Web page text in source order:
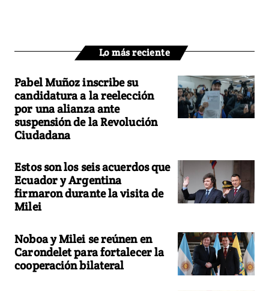
Lo más reciente
Pabel Muñoz inscribe su
candidatura a la reelección
por una alianza ante
suspensión de la Revolución
Ciudadana
Estos son los seis acuerdos que
Ecuador y Argentina
firmaron durante la visita de
Milei
Noboa y Milei se reúnen en
Carondelet para fortalecer la
cooperación bilateral